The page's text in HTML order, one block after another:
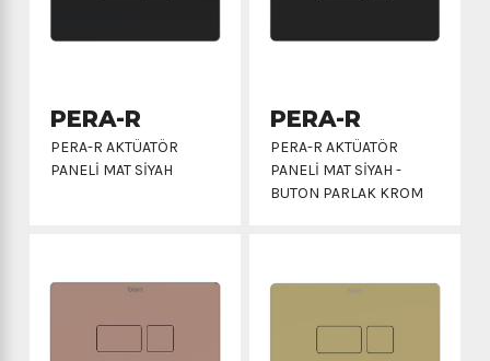
PERA-R
PERA-R AKTÜATÖR
PANELİ MAT SİYAH
PERA-R
PERA-R AKTÜATÖR
PANELİ MAT SİYAH -
BUTON PARLAK KROM